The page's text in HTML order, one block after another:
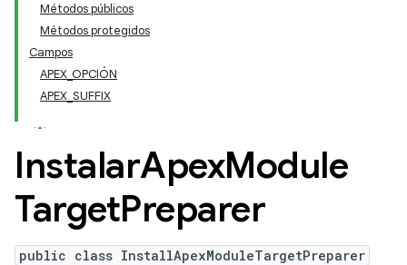
Métodos públicos
Métodos protegidos
Campos
APEX_OPCIÓN
APEX_SUFFIX
InstalarApexModule
TargetPreparer
public class InstallApexModuleTargetPreparer